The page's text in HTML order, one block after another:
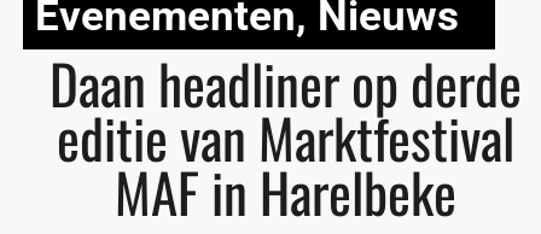
Evenementen, Nieuws
Daan headliner op derde
editie van Marktfestival
MAF in Harelbeke